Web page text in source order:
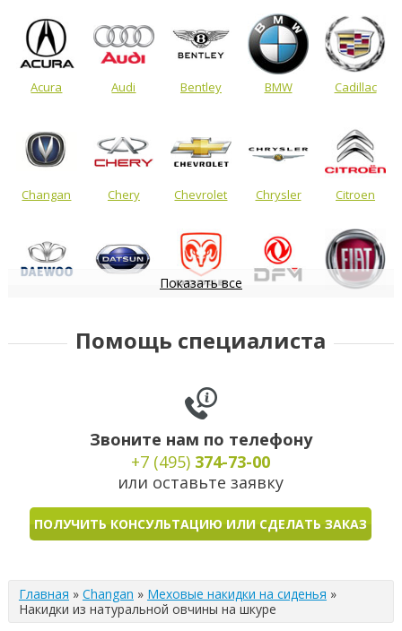
Acura Audi Bentley BMW Cadillac
Changan Chery Chevrolet Chrysler Citroen
Показать все
Помощь специалиста
Звоните нам по телефону
+7 (495) 374-73-00
или оставьте заявку
ПОЛУЧИТЬ КОНСУЛЬТАЦИЮ ИЛИ СДЕЛАТЬ ЗАКАЗ
Главная » Changan » Меховые накидки на сиденья »
Накидки из натуральной овчины на шкуре